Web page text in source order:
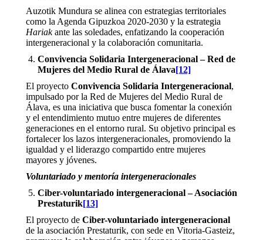
Auzotik Mundura se alinea con estrategias territoriales
como la Agenda Gipuzkoa 2020-2030 y la estrategia
Hariakante las soledades, enfatizando la cooperación
intergeneracional y la colaboración comunitaria.
Convivencia Solidaria Intergeneracional – Red de
Mujeres del Medio Rural de Álava[12]
El proyecto Convivencia Solidaria Intergeneracional,
impulsado por la Red de Mujeres del Medio Rural de
Álava, es una iniciativa que busca fomentar la conexión
y el entendimiento mutuo entre mujeres de diferentes
generaciones en el entorno rural. Su objetivo principal es
fortalecer los lazos intergeneracionales, promoviendo la
igualdad y el liderazgo compartido entre mujeres
mayores y jóvenes.
Voluntariado y mentoría intergeneracionales
Ciber-voluntariado intergeneracional – Asociación
Prestaturik[13]
El proyecto de Ciber-voluntariado intergeneracional
de la asociación Prestaturik, con sede en Vitoria-Gasteiz,